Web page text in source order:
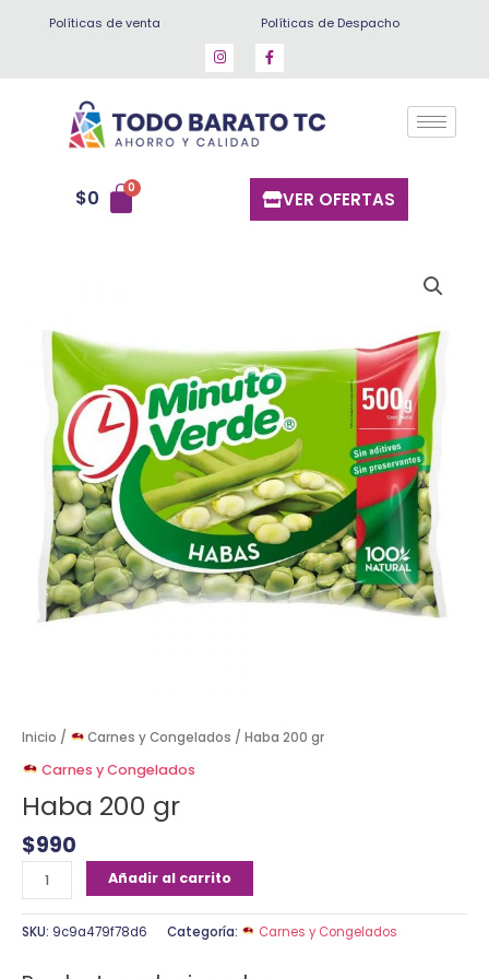
Políticas de venta Políticas de Despacho
$0 VER OFERTAS
Inicio / Carnes y Congelados / Haba 200 gr
Carnes y Congelados
Haba 200 gr
$990
cantidad
Añadir al carrito
SKU: 9c9a479f78d6 Categoría: Carnes y Congelados